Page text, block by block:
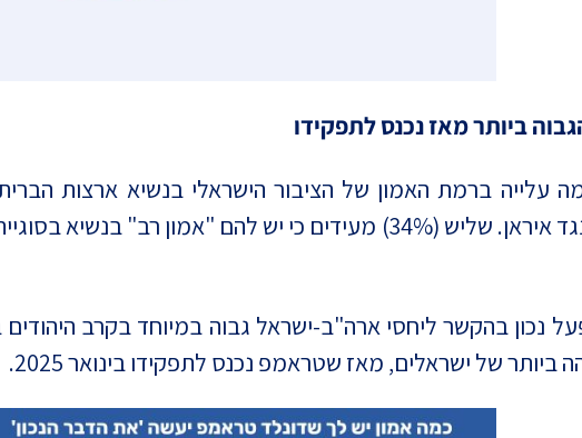
ביותר מאז נכנס לתפקידו
עלייה ברמת האמון של הציבור הישראלי בנשיא ארצות
של ישראלים, מאז שטראמפ נכנס לתפקידו בינואר 2025.